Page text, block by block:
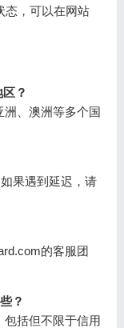
态，可以在网站
？
洲、澳洲等多个国
果遇到延迟，请
的客服团
？
包括但不限于信用